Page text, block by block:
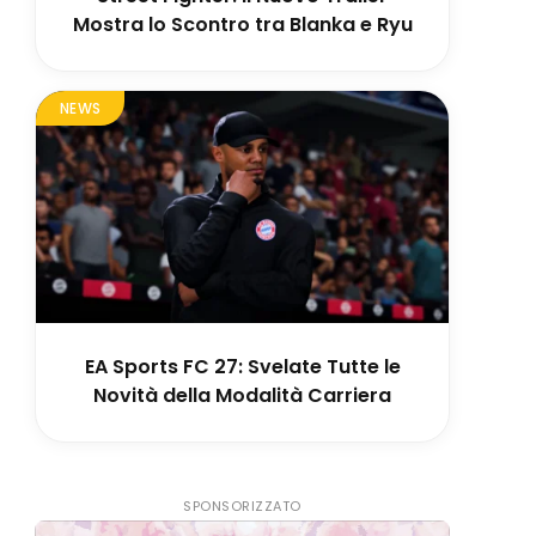
Mostra lo Scontro tra Blanka e Ryu
NEWS
EA Sports FC 27: Svelate Tutte le
Novità della Modalità Carriera
SPONSORIZZATO